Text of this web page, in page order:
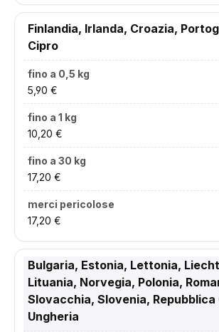
Finlandia, Irlanda, Croazia,
Cipro
5,90 €
10,20 €
17,20 €
17,20 €
Bulgaria, Estonia, Lettonia,
Lituania, Norvegia, Polonia,
Slovacchia, Slovenia, Repubblica
Ungheria